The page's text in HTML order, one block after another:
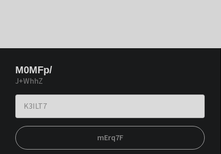
M0MFp/
J+WhhZ
mErq7F